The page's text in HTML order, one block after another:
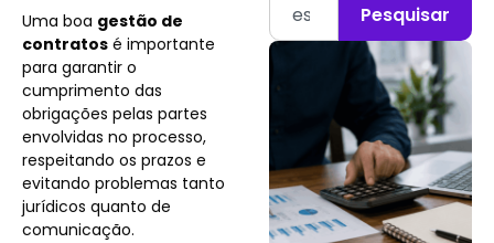
Uma boa gestão de
contratos é importante
para garantir o
cumprimento das
obrigações pelas partes
envolvidas no processo,
respeitando os prazos e
evitando problemas tanto
jurídicos quanto de
comunicação.
Pesquisar